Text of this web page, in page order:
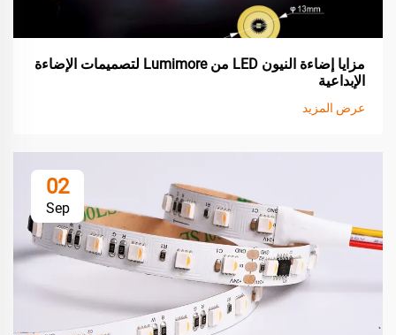
مزايا إضاءة النيون LED من Lumimore لتصميمات الإضاءة
الإبداعية
عرض المزيد
02
Sep